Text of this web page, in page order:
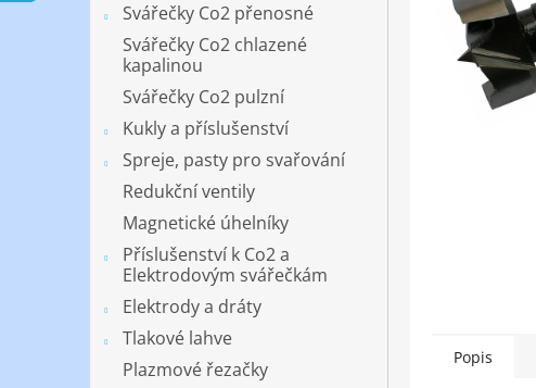
Svářečky Co2 přenosné
Svářečky Co2 chlazené
kapalinou
Svářečky Co2 pulzní
Kukly a příslušenství
Spreje, pasty pro svařování
Redukční ventily
Magnetické úhelníky
Příslušenství k Co2 a
Elektrodovým svářečkám
Elektrody a dráty
Tlakové lahve
Plazmové řezačky
Popis